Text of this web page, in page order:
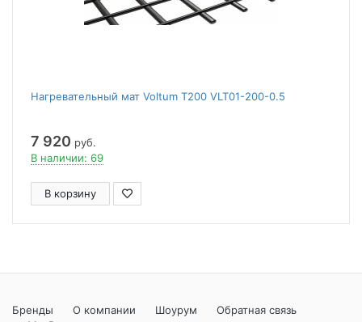
Нагревательный мат Voltum Т200 VLT01-200-0.5
7 920 руб.
В наличии: 69
В корзину
Бренды О компании Шоурум
Обратная связь